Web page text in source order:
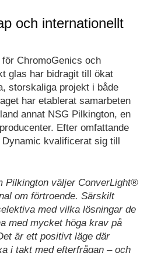
och internationellt
ChromoGenics och
glas har bidragit till ökat
storskaliga projekt i både
har etablerat samarbeten
annat NSG Pilkington, en
Efter omfattande
kvalificerat sig till
Pilkington väljer ConverLight®
om förtroende. Särskilt
med vilka lösningar de
med mycket höga krav på
är ett positivt läge där
i takt med efterfrågan – och